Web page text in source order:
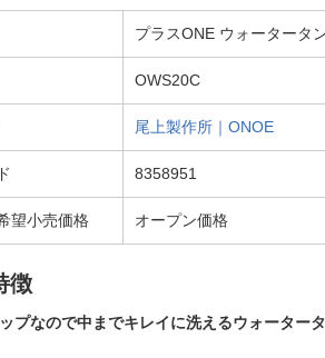
プラスONE ウォータータ
OWS20C
尾上製作所｜ONOE
8358951
望小売価格 オープン価格
徴
プなので中までキレイに洗えるウォーター